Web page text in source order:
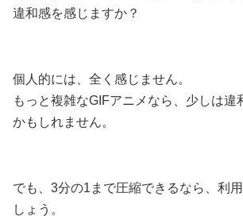
違和感を感じますか？
個人的には、全く感じません。
もっと複雑なGIFアニメなら、少しは違
かもしれません。
でも、3分の1まで圧縮できるなら、利
しょう。